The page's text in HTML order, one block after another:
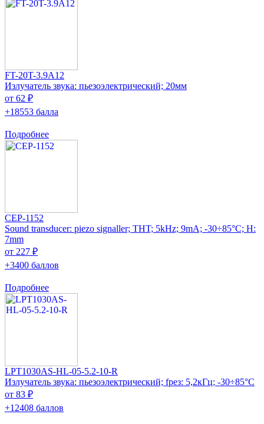
FT-20T-3.9A12
Излучатель звука: пьезоэлектрический; 20мм
от 62 ₽
+18553 балла
Подробнее
CEP-1152
Sound transducer: piezo signaller; THT; 5kHz; 9mA; -30÷85°C; H:
7mm
от 227 ₽
+3400 баллов
Подробнее
LPT1030AS-HL-05-5.2-10-R
Излучатель звука: пьезоэлектрический; fрез: 5,2кГц; -30÷85°C
от 83 ₽
+12408 баллов